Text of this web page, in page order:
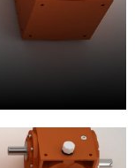
et tables